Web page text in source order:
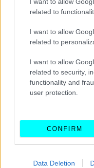
related to
I want to allow
related to
I want to allow
related to security,
functionality and
user protection.
CONFIRM
Data Deletion
CAR & MOTOR TEAM
ΙΔΙΟΚΤΗΣΙΑ